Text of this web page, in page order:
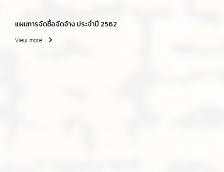
แผนการจัดซื้อจัดจ้าง ประจำปี 2562
View more